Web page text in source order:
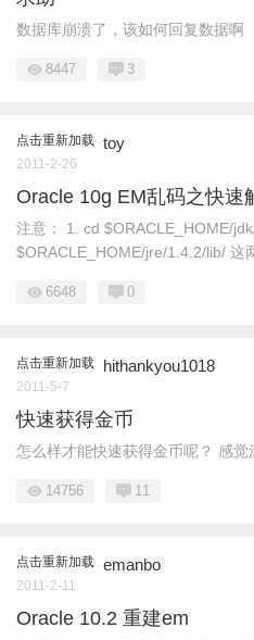
数据库崩溃了，该如何回复数据啊
8447 3
点击重新加载 toy
2011-2-26
Oracle 10g EM乱码之快速
注意： 1. cd $ORACLE_HOME/
$ORACLE_HOME/jre/1.4.2/lib/ 这
6648 0
点击重新加载 hithankyou1018
2011-5-7
快速获得金币
怎么样才能快速获得金币呢？ 感觉
14756 11
点击重新加载 emanbo
2011-2-11
Oracle 10.2 重建em